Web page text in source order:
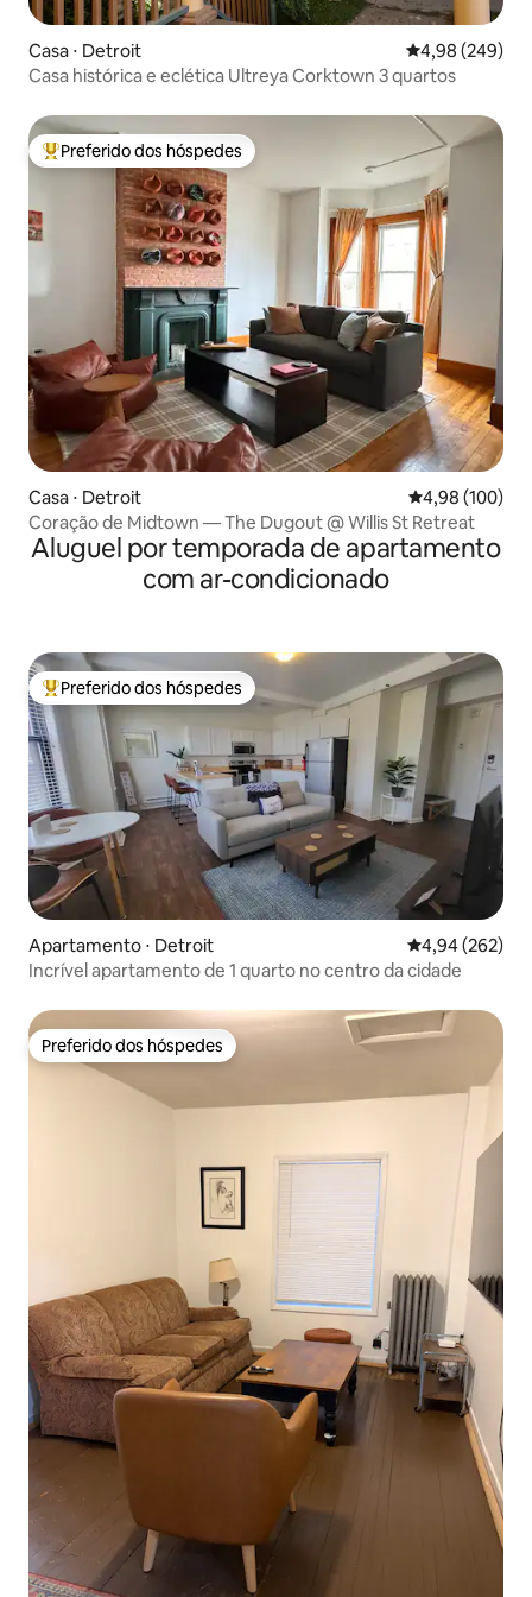
Casa ⋅ Detroit 4,98 de uma
4,98 (249)
Casa histórica e eclética Ultreya Corktown 3 quartos
Entre os melhores preferidos dos hóspedes
Preferido dos hóspedes
Casa ⋅ Detroit 4,98 de uma
4,98 (100)
Coração de Midtown — The Dugout @ Willis St Retreat
Aluguel por temporada de apartamento
com ar-condicionado
Entre os melhores preferidos dos hóspedes
Preferido dos hóspedes
Apartamento ⋅ Detroit 4,94 de uma
4,94 (262)
Incrível apartamento de 1 quarto no centro da cidade
Preferido dos hóspedes
Preferido dos hóspedes